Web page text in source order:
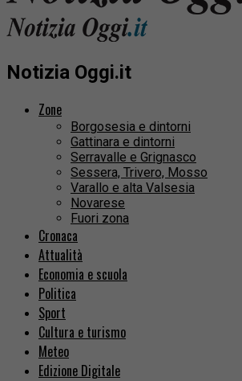
Notizia Oggi.it
Zone
Borgosesia e dintorni
Gattinara e dintorni
Serravalle e Grignasco
Sessera, Trivero, Mosso
Varallo e alta Valsesia
Novarese
Fuori zona
Cronaca
Attualità
Economia e scuola
Politica
Sport
Cultura e turismo
Meteo
Edizione Digitale